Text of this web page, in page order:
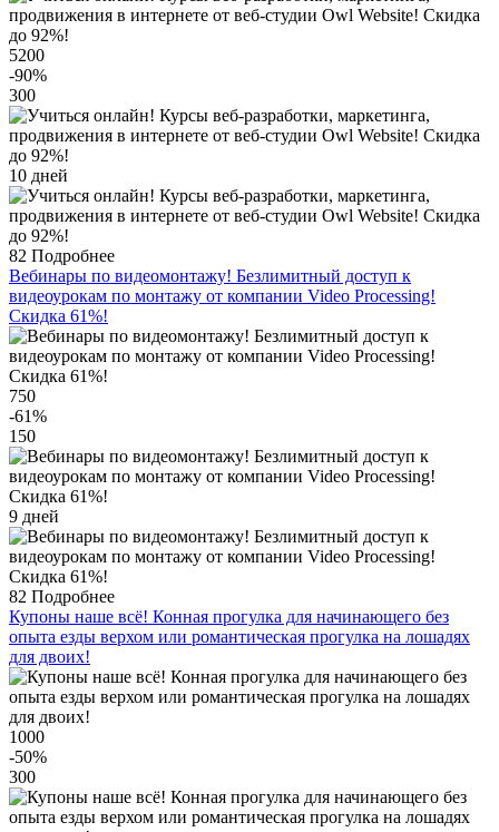
5200
-90%
300
10 дней
82 Подробнее
Вебинары по видеомонтажу! Безлимитный доступ к
видеоурокам по монтажу от компании Video Processing!
Скидка 61%!
750
-61%
150
9 дней
82 Подробнее
Купоны наше всё! Конная прогулка для начинающего без
опыта езды верхом или романтическая прогулка на лошадях
для двоих!
1000
-50%
300